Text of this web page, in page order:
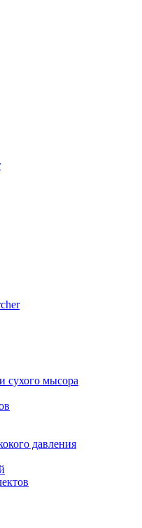
сухого мысора
давления